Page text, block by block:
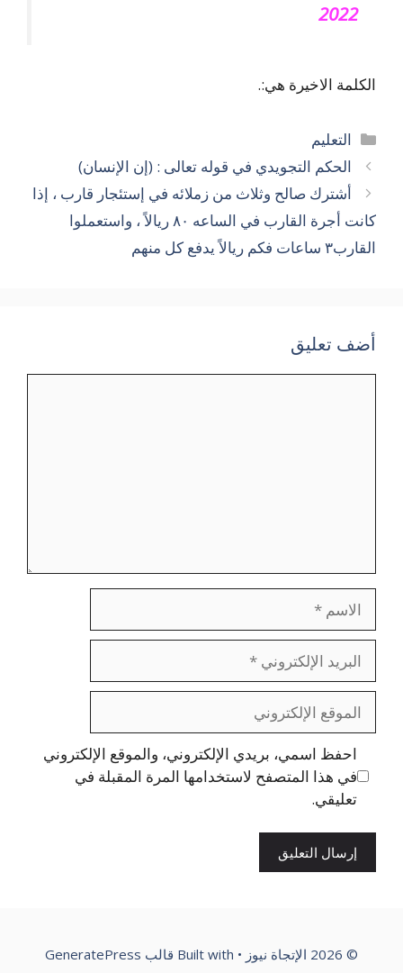
2022
الكلمة الاخيرة هي:.
التصنيفات
التعليم
الحكم التجويدي في قوله تعالى : (إن الإنسان)
أشترك صالح وثلاث من زملائه في إستئجار قارب ، إذا
كانت أجرة القارب في الساعه ٨٠ ريالاً ، واستعملوا
القارب٣ ساعات فكم ريالاً يدفع كل منهم
أضف تعليق
الإلكتروني
الإلكتروني
احفظ اسمي، بريدي الإلكتروني، والموقع الإلكتروني
في هذا المتصفح لاستخدامها المرة المقبلة في
تعليقي.
© 2026 الإتجاة نيوز • Built with قالب GeneratePress